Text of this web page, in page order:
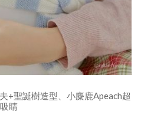
+聖誕樹造型、小麋鹿Apeach超
吸睛